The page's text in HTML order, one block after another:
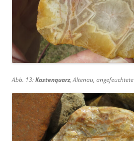
Abb. 13:Kastenquarz, Altenau,